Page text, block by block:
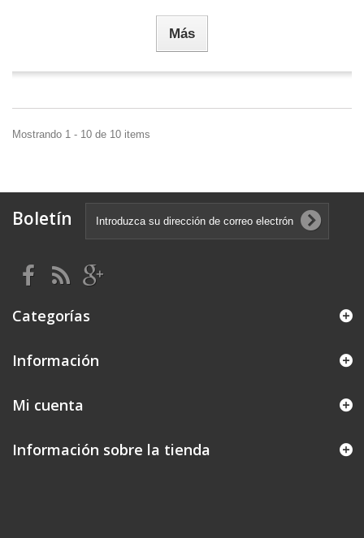
Más
Mostrando 1 - 10 de 10 items
Boletín
Categorías
Información
Mi cuenta
Información sobre la tienda